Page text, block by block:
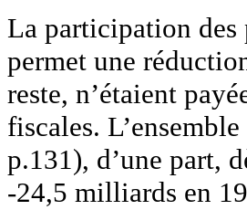
La participation
permet une
reste, n’étaient
fiscales.
p.131), d’une part,
-24,5 milliards en